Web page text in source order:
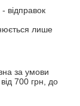
відправок
лише
за умови
700 грн, до